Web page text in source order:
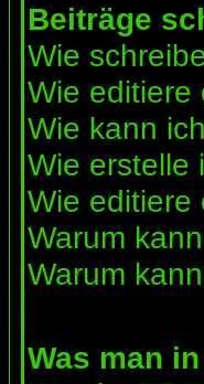
Beiträge
Wie
Wie editiere
Wie kann
Wie erstelle
Wie editiere
Warum
Warum
Was man